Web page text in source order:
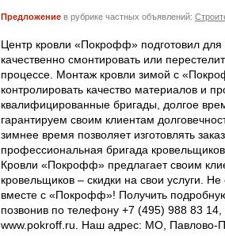
Предложение в рубрике частных объявлений:
Центр кровли «Покрофф» подготовил для
качественно смонтировать или
процессе. Монтаж кровли зимой с
контролировать качество материалов и
квалифицированные бригады, долгое
гарантируем своим клиентам
зимнее время позволяет изготовлять
профессиональная бригада
Кровли «Покрофф» предлагает своим
кровельщиков – скидки на свои услуги.
вместе с «Покрофф»! Получить
позвонив по телефону +7 (495) 988 83
www.pokroff.ru. Наш адрес: МО, Павлово-